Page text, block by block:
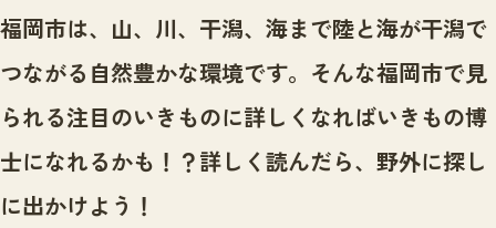
センター紹介TOP
サイトポリシー
プライバシーポリシー
ニュースTOP
市の取組み
いきものガイド
いきものガイドTOP
注目のいきもの
生物多様性のめぐみ
イベント
いきもの調査隊
福岡市は、山、川、干潟、海まで陸と海が干潟で
つながる自然豊かな環境です。 そんな福岡市で見
られる注目のいきものに詳しくなればいきもの博
士になれるかも！？詳しく読んだら、野外に探し
に出かけよう！